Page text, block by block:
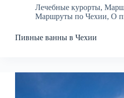
Лечебные курорты,
Маршруты по Чехии, О
Пивные ванны в Чехии